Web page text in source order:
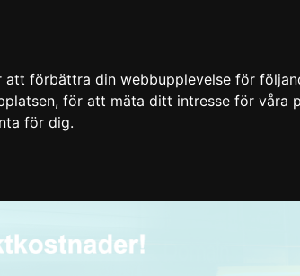
att förbättra din webbupplevelse för
, för att mäta ditt intresse för våra
för dig.